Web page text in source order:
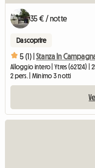
35 € / notte
Da scoprire
5 (1) | Stanza In
Alloggio intero | Ytres (62124) |
2 pers. | Minimo 3 notti